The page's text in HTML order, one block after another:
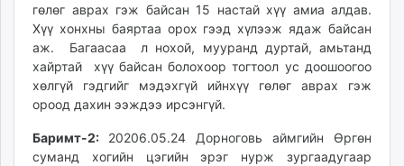
гөлөг аврах гэж байсан 15 настай хүү амиа алдав.
Хүү хонхны баяртаа орох гээд хүлээж ядаж байсан
аж. Багаасаа л нохой, мууранд дуртай, амьтанд
хайртай хүү байсан болохоор тогтоол ус доошоогоо
хөлгүй гэдгийг мэдэхгүй ийнхүү гөлөг аврах гэж
ороод дахин ээждээ ирсэнгүй.
Баримт-2: 20206.05.24 Дорноговь аймгийн Өргөн
суманд хогийн цэгийн эрэг нурж зургаадугаар